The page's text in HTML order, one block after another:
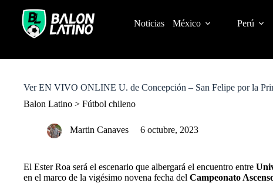
o
Noticias México Perú
Ver EN VIVO ONLINE U. de Concepción – San Felipe por la
Balon Latino > Fútbol chileno
Martin Canaves 6 octubre, 2023
El Ester Roa será el escenario que albergará el encuentro entre
en el marco de la vigésimo novena fecha del Campeonato